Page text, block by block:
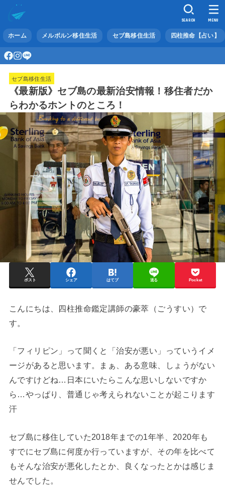
ホーム メルボルン移住生活 セブ島移住生活 四柱推命【占い】
SEARCH MENU
セブ島移住生活
《最新版》セブ島の最新治安情報！移住者だか
らわかるホントのところ！
ポスト シェア はてブ 送る Pocket
こんにちは、四柱推命鑑定講師の豪萃（ごうすい）で
す。
「フィリピン」って聞くと「治安が悪い」っていうイメ
ージがあると思います。まぁ、ある意味、しょうがない
んですけどね…日本にいたらこんな思いしないですか
ら…やっぱり、普通じゃ考えられないことが起こります
汗
セブ島に移住していた2018年までの1年半、2020年も
すでにセブ島に何度か行っていますが、その年を比べて
もそんな治安が悪化したとか、良くなったとかは感じま
せんでした。